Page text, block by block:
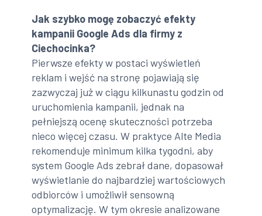
Jak szybko mogę zobaczyć efekty
kampanii Google Ads dla firmy z
Ciechocinka?
Pierwsze efekty w postaci wyświetleń
reklam i wejść na stronę pojawiają się
zazwyczaj już w ciągu kilkunastu godzin od
uruchomienia kampanii, jednak na
pełniejszą ocenę skuteczności potrzeba
nieco więcej czasu. W praktyce Alte Media
rekomenduje minimum kilka tygodni, aby
system Google Ads zebrał dane, dopasował
wyświetlanie do najbardziej wartościowych
odbiorców i umożliwił sensowną
optymalizację. W tym okresie analizowane